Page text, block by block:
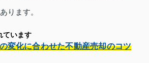
ります。
ています
変化に合わせた不動産売却のコツ